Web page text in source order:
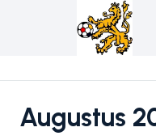
Augustus